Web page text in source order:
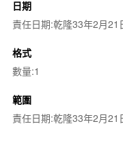
日期
責任日期:乾隆33年2月21
格式
數量:1
範圍
責任日期:乾隆33年2月21